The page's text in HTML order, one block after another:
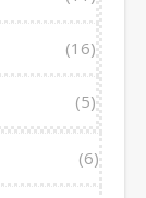
(16)
(5)
(6)